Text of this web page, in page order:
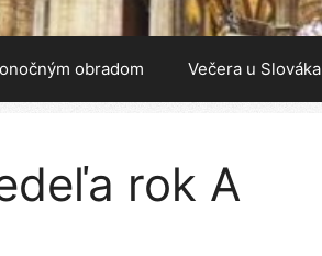
obradom Večera u Slováka
rok A